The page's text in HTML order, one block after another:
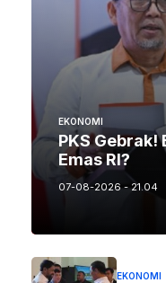
EKONOMI
PKS Gebrak!
Emas RI?
07-08-2026 - 21.04
EKONOMI